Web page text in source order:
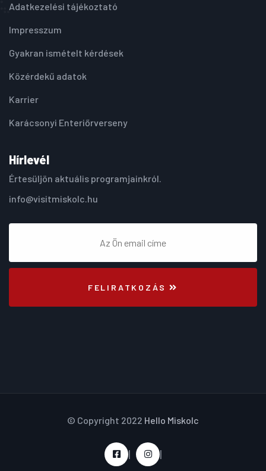
Adatkezelési tájékoztató
Impresszum
Gyakran ismételt kérdések
Közérdekű adatok
Karrier
Karácsonyi Enteriőrverseny
Hírlevél
Értesüljön aktuális programjainkról.
info@visitmiskolc.hu
FELIRATKOZÁS
© Copyright 2022 Hello Miskolc
| |